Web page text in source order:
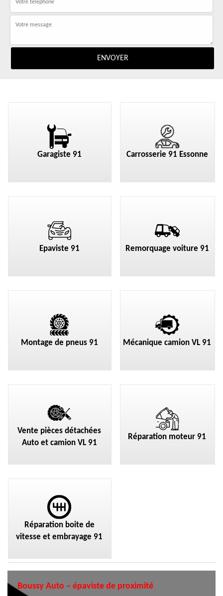
Garagiste 91 Carrosserie 91 Essonne
Epaviste 91 Remorquage voiture 91
Montage de pneus 91 Mécanique camion VL 91
Vente pièces détachées
Auto et camion VL 91
Réparation moteur 91
Réparation boite de
vitesse et embrayage 91
Boussy Auto – épaviste de proximité